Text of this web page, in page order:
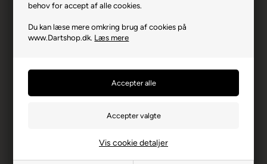
behov for accept af alle cookies.
Du kan læse mere omkring brug af cookies på
www.Dartshop.dk. Læs mere
Vis cookie detaljer
Producentadresse
Essex
Producent hjemmeside
Børn bør ikke spille uden
opsyn.